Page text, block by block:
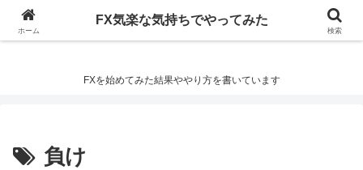
FX気楽な気持ちでやってみた
FXを始めてみた結果ややり方を書いています
負け
ホーム
FX気楽な気持ちでやってみた
検索